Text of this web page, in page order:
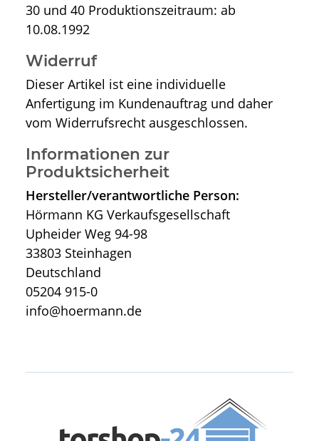
30 und 40 Produktionszeitraum: ab
10.08.1992
Widerruf
Dieser Artikel ist eine individuelle
Anfertigung im Kundenauftrag und daher
vom Widerrufsrecht ausgeschlossen.
Informationen zur
Produktsicherheit
Hersteller/verantwortliche Person:
Hörmann KG Verkaufsgesellschaft
Upheider Weg 94-98
33803 Steinhagen
Deutschland
05204 915-0
info@hoermann.de